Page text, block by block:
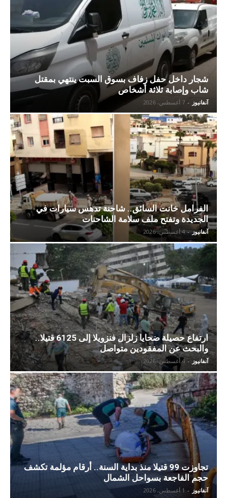
شجار داخل حفل زفاف بسوق السبت ينتهي بمقتل
شاب وإصابة ثلاثة أشخاص
آنفانيوز - 7 أغسطس، 2026
الفرامل خانت السائق.. شاحنة تدهس سيارات في
الجديدة وتفتح ملف سلامة الشاحنات
آنفانيوز - 4 أغسطس، 2026
ارتفاع حصيلة ضحايا زلزال فنزويلا إلى 6125 قتيلا..
والبحث عن المفقودين متواصل
آنفانيوز - 4 أغسطس، 2026
تجاوزت 99 قتيلا منذ بداية السنة.. أرقام مؤلمة تكشف
حجم الفاجعة بسواحل الشمال
آنفانيوز - 1 أغسطس، 2026